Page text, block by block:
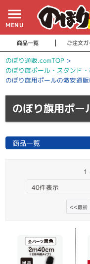
menu
MENU
商品一覧 ご注文ガ
のぼり通販.comTOP >
のぼり旗ポール・スタンド
のぼり旗用ポールの激安通
のぼり旗用ポー
商品一覧
1
<<最初